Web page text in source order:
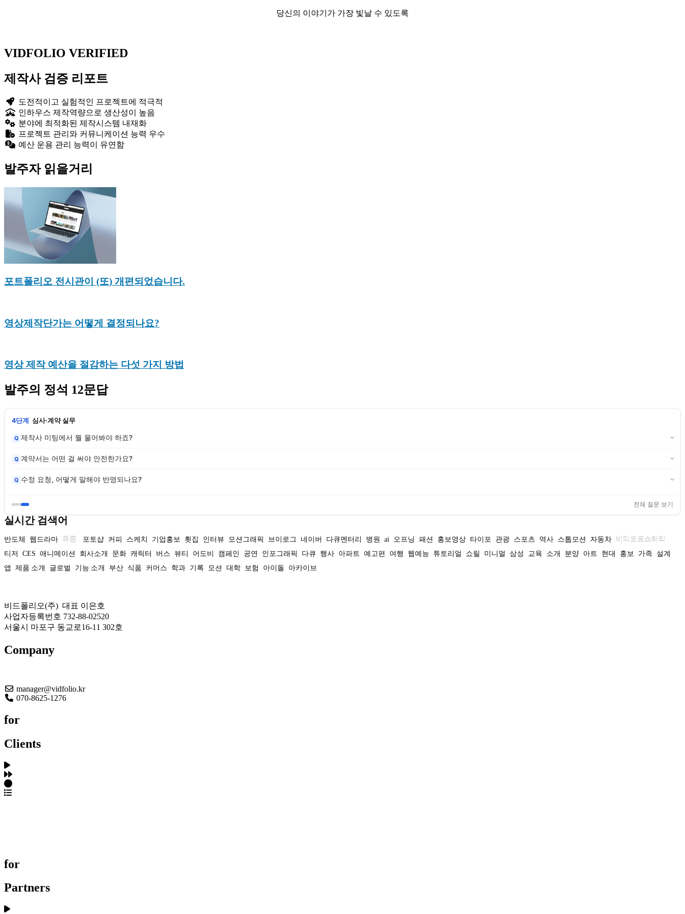
당신의 이야기가 가장 빛날 수 있도록
VIDFOLIO VERIFIED
제작사 검증 리포트
도전적이고 실험적인 프로젝트에 적극적
인하우스 제작역량으로 생산성이 높음
분야에 최적화된 제작시스템 내재화
프로젝트 관리와 커뮤니케이션 능력 우수
예산 운용 관리 능력이 유연함
발주자 읽을거리
포트폴리오 전시관이 (또) 개편되었습니다.
영상제작단가는 어떻게 결정되나요?
영상 제작 예산을 절감하는 다섯 가지 방법
발주의 정석 12문답
4단계 심사·계약 실무
Q 제작사 미팅에서 뭘 물어봐야 하죠?
Q 계약서는 어떤 걸 써야 안전한가요?
Q 수정 요청, 어떻게 말해야 반영되나요?
전체 질문 보기
실시간 검색어
반도체 웹드라마 휴롬 포토샵 커피 스케치 기업홍보 횟집 인터뷰 모션그래픽 브이로그 네이버 다큐멘터리 병원 ai 오프닝 패션 홍보영상 타이포 관광 스포츠 역사 스톱모션 자동차 비디오로스터리
티저
CES 애니메이션 회사소개 문화 캐릭터 버스 뷰티 어도비 캠페인 공연 인포그래픽 다큐 행사 아파트 예고편 여행 웹예능 튜토리얼 쇼릴 미니멀 삼성 교육 소개 분양 아트 현대 홍보 가족 설계
앱
제품 소개 글로벌 기능 소개 부산 식품 커머스 학과 기록 모션 대학 보험 아이돌 아카이브
비드폴리오(주) 대표 이은호
사업자등록번호 732-88-02520
서울시 마포구 동교로16-11 302호
Company
manager@vidfolio.kr
070-8625-1276
for
Clients
for
Partners